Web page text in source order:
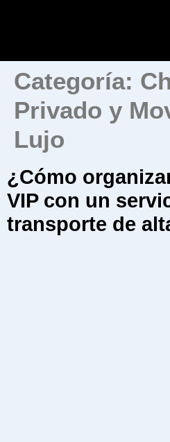
Categoría:
Privado y
Lujo
¿Cómo
VIP con un
transporte de